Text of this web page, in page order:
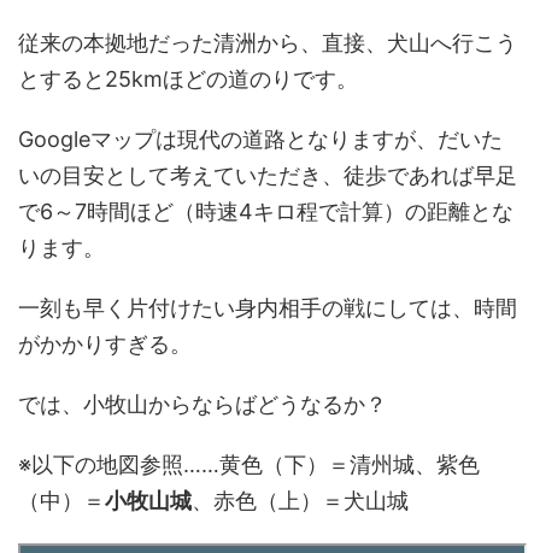
従来の本拠地だった清洲から、直接、犬山へ行こう
とすると25kmほどの道のりです。
Googleマップは現代の道路となりますが、だいた
いの目安として考えていただき、徒歩であれば早足
で6～7時間ほど（時速4キロ程で計算）の距離とな
ります。
一刻も早く片付けたい身内相手の戦にしては、時間
がかかりすぎる。
では、小牧山からならばどうなるか？
※以下の地図参照……黄色（下）＝清州城、紫色
（中）＝小牧山城、赤色（上）＝犬山城